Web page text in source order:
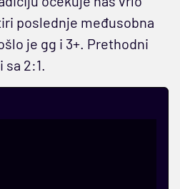
poslednje međusobna
je gg i 3+. Prethodni
sa 2:1.